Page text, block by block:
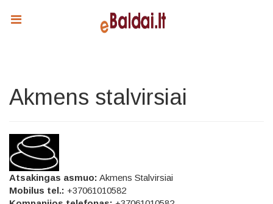
Akmens stalvirsiai
Atsakingas asmuo: Akmens Stalvirsiai
Mobilus tel.: +37061010582